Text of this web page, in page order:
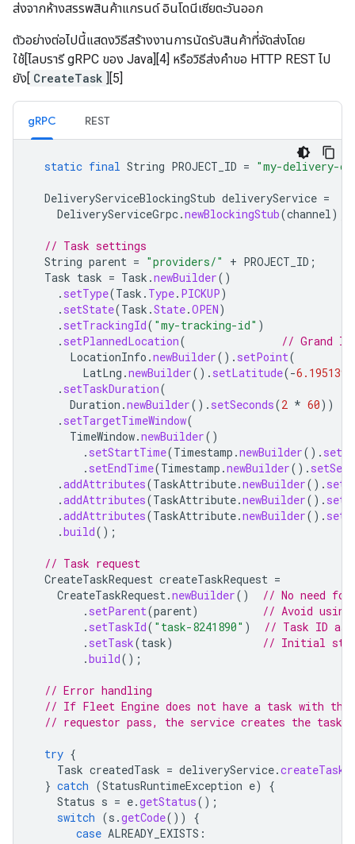
ส่งจากห้างสรรพสินค้าแกรนด์ อินโดนีเซียตะวันออก
ตัวอย่างต่อไปนี้แสดงวิธีสร้างงานการนัดรับสินค้าที่จัดส่งโดย
ใช้[ไลบรารี gRPC ของ Java][4] หรือวิธีส่งคำขอ HTTP REST ไป
ยัง[ CreateTask ][5]
gRPC REST
static final String PROJECT_ID = "my-delivery-
DeliveryServiceBlockingStub deliveryService =
DeliveryServiceGrpc.newBlockingStub(channel);
// Task settings
String parent = "providers/" + PROJECT_ID ;
Task task = Task .newBuilder()
. setType(Task . Type. PICKUP)
. setState(Task .State.OPEN)
. setTrackingId( "my-tracking-id" )
. setPlannedLocation(
// Grand
LocationInfo .newBuilder(). setPoint(
LatLng .newBuilder(). setLatitude(-6.195139
. setTaskDuration(
Duration .newBuilder(). setSeconds(2 * 60))
. setTargetTimeWindow(
TimeWindow.newBuilder()
. setStartTime(Timestamp .newBuilder().
. setEndTime(Timestamp .newBuilder().
.addAttributes(TaskAttribute.newBuilder().
.addAttributes(TaskAttribute.newBuilder().
.addAttributes(TaskAttribute.newBuilder().
.build();
// Task request
CreateTaskRequest createTaskRequest =
CreateTaskRequest.newBuilder()
// No need for
. setParent(parent)
// Avoid
. setTaskId( "task-8241890" )
// Task ID
. setTask(task)
// Initial
.build();
// Error handling
// If Fleet Engine does not have a task with
// requestor pass, the service creates the task
try {
Task createdTask = deliveryService.createTask
} catch (StatusRuntimeException e)
{
Status s = e.getStatus();
switch (s .getCode())
{
case ALREADY_EXISTS :